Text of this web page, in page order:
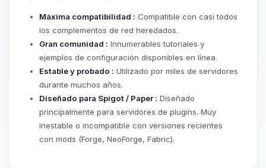
Máxima compatibilidad : Compatible con casi todos
los complementos de red heredados.
Gran comunidad : Innumerables tutoriales y
ejemplos de configuración disponibles en línea.
Estable y probado : Utilizado por miles de servidores
durante muchos años.
Diseñado para Spigot / Paper : Diseñado
principalmente para servidores de plugins. Muy
inestable o incompatible con versiones recientes
con mods (Forge, NeoForge, Fabric).